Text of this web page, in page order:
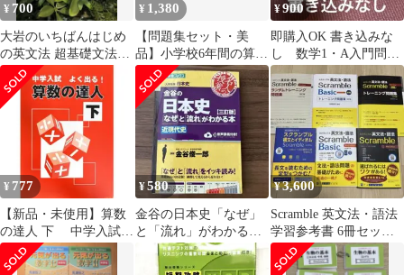
¥ 700
大岩のいちばんはじめ
の英文法 超基礎文法編
大岩秀樹
¥ 1,380
【問題集セット・美
品】小学校6年間の算数
が1冊でしっかりわかる
本
¥900
即購入OK 書き込みな
し 数学1・A入門問題
精講
¥ 777
【新品・未使用】算数
の達人 下 中学入試よ
くでる！
¥580
金谷の日本史「なぜ」
と「流れ」がわかる本
【三訂版】近現代史
¥3,600
Scramble 英文法・語法
学習参考書 6冊セット
バラ売り⭕️